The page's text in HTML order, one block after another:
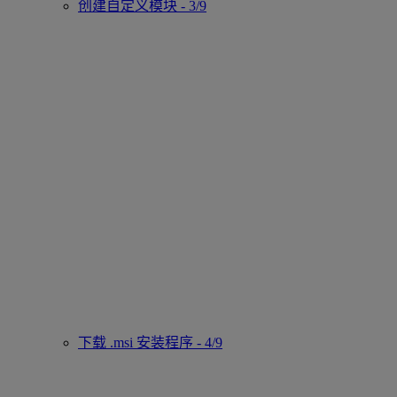
创建自定义模块 - 3/9
下载 .msi 安装程序 - 4/9